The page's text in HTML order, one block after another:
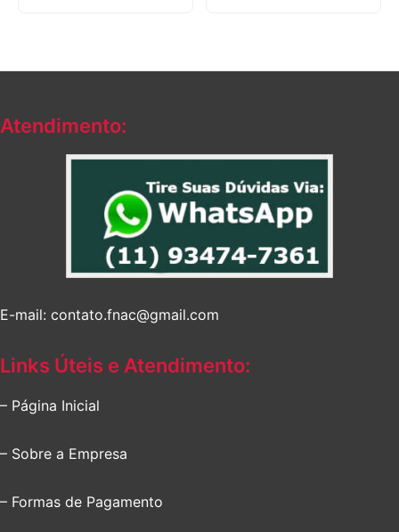
Atendimento:
E-mail: contato.fnac@gmail.com
Links Úteis e Atendimento:
– Página Inicial
– Sobre a Empresa
– Formas de Pagamento